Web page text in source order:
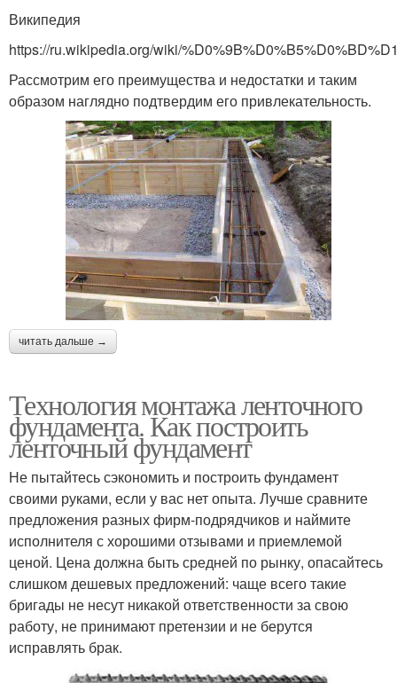
Википедия
https://ru.wikipedia.org/wiki/
Рассмотрим его преимущества и недостатки и таким
образом наглядно подтвердим его привлекательность.
читать дальше →
Технология монтажа ленточного
фундамента. Как построить
ленточный фундамент
Не пытайтесь сэкономить и построить фундамент
своими руками, если у вас нет опыта. Лучше сравните
предложения разных фирм-подрядчиков и наймите
исполнителя с хорошими отзывами и приемлемой
ценой. Цена должна быть средней по рынку, опасайтесь
слишком дешевых предложений: чаще всего такие
бригады не несут никакой ответственности за свою
работу, не принимают претензии и не берутся
исправлять брак.